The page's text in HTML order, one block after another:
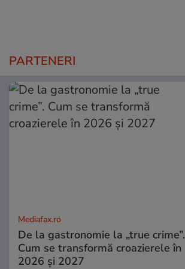
PARTENERI
Mediafax.ro
De la gastronomie la „true crime”.
Cum se transformă croazierele în
2026 și 2027